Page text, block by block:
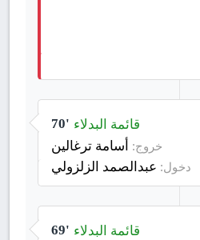
70' قائمة البدلاء
خروج: أسامة ترغالين
دخول: عبدالصمد الزلزولي
69' قائمة البدلاء